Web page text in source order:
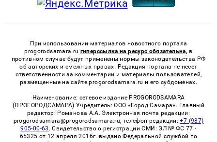
При использовании материалов новостного портала
progorodsamara.ru гиперссылка на ресурс обязательна, в
противном случае будут применены нормы законодательства РФ
об авторских и смежных правах. Редакция портала не несет
ответственности за комментарии и материалы пользователей,
размещенные на сайте progorodsamara.ru и его субдоменах.
Наименование: сетевое издание PROGORODSAMARA
(ПРОГОРОДСАМАРА) Учредитель: ООО «Город Самара». Главный
редактор: Романова А.А. Электронная почта редакции:
progorodsamara@progorodsamara.ru, телефон редакции:+7 (987)
905-00-63 . Свидетельство о регистрации СМИ: ЭЛ № ФС 77 -
65325 от 12 апреля 2016г. выдано Федеральной службой по